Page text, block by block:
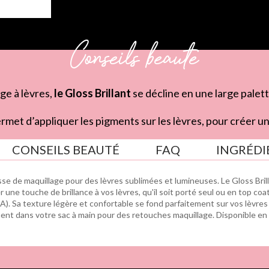
Conseils beauté
à lèvres, le Gloss Brillant se décline en une large
d’appliquer les pigments sur les lèvres, pour créer
CONSEILS BEAUTÉ FAQ
de maquillage pour des lèvres sublimées et lumineuses. Le Gloss
touche de brillance à vos lèvres, qu'il soit porté seul ou en top
Sa texture légère et confortable se fond parfaitement sur vos
dans votre sac à main pour des retouches maquillage. Disponible